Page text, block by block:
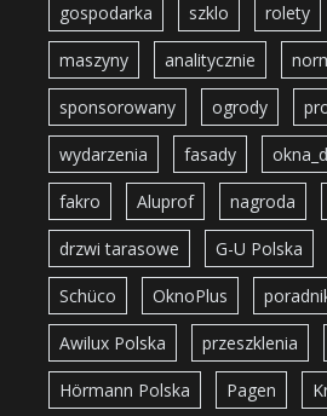
gospodarka szklo rolety
maszyny analitycznie
sponsorowany ogrody
wydarzenia fasady
fakro Aluprof nagroda
drzwi tarasowe G-U Polska
Schüco OknoPlus
Awilux Polska przeszklenia
Hörmann Polska Pagen